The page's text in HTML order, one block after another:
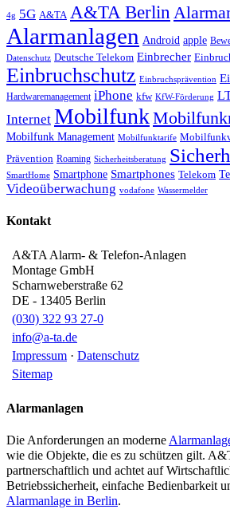
4g 5G A&TA A&TA Berlin
Alarmanlagen Android apple
Datenschutz Deutsche Telekom Einbrecher
Einbruchschutz Einbruchsprävention
Hardwaremanagement iPhone kfw KfW-Förderung
Internet Mobilfunk
Mobilfunk Management Mobilfunktarife
Prävention Roaming Sicherheitsberatung
SmartHome Smartphone Smartphones Telekom
Videoüberwachung vodafone Wassermelder
Kontakt
A&TA Alarm- & Telefon-Anlagen
Montage GmbH
Scharnweberstraße 62
DE - 13405 Berlin
(030) 322 93 27-0
info@a-ta.de
Impressum · Datenschutz
Sitemap
Alarmanlagen
Die Anforderungen an moderne
wie die Objekte, die es zu schützen gilt.
partnerschaftlich und achtet auf
Betriebssicherheit, einfache Bedienbarkeit
Alarmanlage in Berlin.